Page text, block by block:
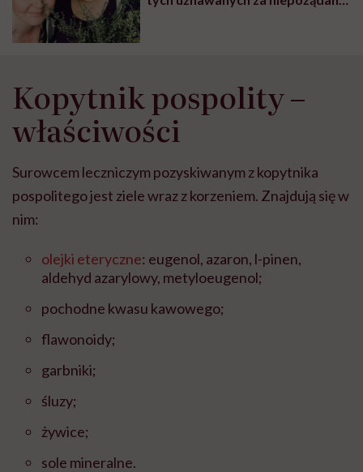
Kopytnik pospolity –
właściwości
Surowcem leczniczym pozyskiwanym z kopytnika
pospolitego jest ziele wraz z korzeniem. Znajdują się w
nim:
olejki eteryczne: eugenol, azaron, l-pinen,
aldehyd azarylowy, metyloeugenol;
pochodne kwasu kawowego;
flawonoidy;
garbniki;
śluzy;
żywice;
sole mineralne.